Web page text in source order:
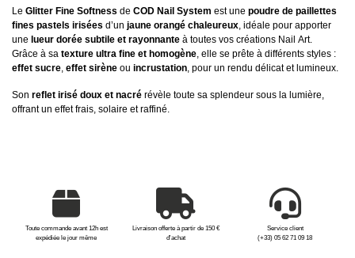
Le Glitter Fine Softness de COD Nail System est une poudre de paillettes
fines pastels irisées d’un jaune orangé chaleureux, idéale pour apporter
une lueur dorée subtile et rayonnante à toutes vos créations Nail Art.
Grâce à sa texture ultra fine et homogène, elle se prête à différents styles :
effet sucre, effet sirène ou incrustation, pour un rendu délicat et lumineux.
Son reflet irisé doux et nacré révèle toute sa splendeur sous la lumière,
offrant un effet frais, solaire et raffiné.
Toute commande avant 12h est
expédiée le jour même
Livraison offerte à partir de 150 €
d'achat
Service client
(+33) 05 62 71 09 18